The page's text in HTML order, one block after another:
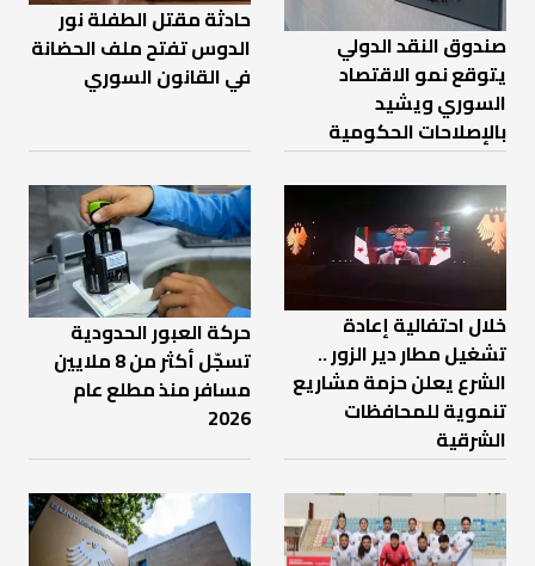
صندوق النقد الدولي
يتوقع نمو الاقتصاد
السوري ويشيد
بالإصلاحات الحكومية
حادثة مقتل الطفلة نور
الدوس تفتح ملف الحضانة
في القانون السوري
خلال احتفالية إعادة
تشغيل مطار دير الزور ..
الشرع يعلن حزمة مشاريع
تنموية للمحافظات
الشرقية
حركة العبور الحدودية
تسجّل أكثر من 8 ملايين
مسافر منذ مطلع عام
2026